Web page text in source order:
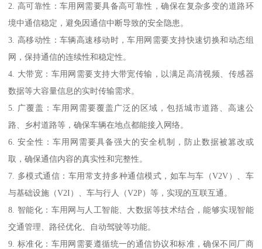
2. 高可靠性：车用网需要具备高可靠性，确保在复杂多变的道路环
境中通信稳定，避免因通信中断导致的安全隐患。
3. 高移动性：车辆高速移动时，车用网需要支持快速切换和动态组
网，保持通信的连续性和稳定性。
4. 大带宽：车用网需要支持大带宽传输，以满足高清视频、传感器
数据等大容量信息的实时传输需求。
5. 广覆盖：车用网需要覆盖广泛的区域，包括城市道路、高速公
路、乡村道路等，确保车辆在地点都能接入网络。
6. 安全性：车用网需要具备强大的安全机制，防止数据被篡改或
取，确保通信内容的真实性和完整性。
7. 多模式通信：车用常支持多种通信模式，如车与车（V2V）、车
与基础设施（V2I）、车与行人（V2P）等，实现的互联互通。
8. 智能化：车用网与人工智能、大数据等技术结合，能够实现智能
交通管理、路径优化、自动驾驶等功能。
9. 标准化：车用网需要遵循统一的通信协议和标准，确保不同厂商